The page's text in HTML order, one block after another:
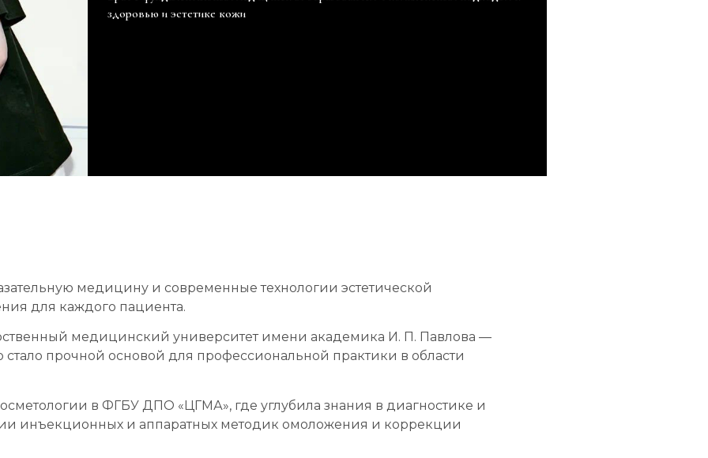
здоровью и эстетике кожи
медицину и современные технологии эстетической
для каждого пациента.
медицинский университет имени академика И. П. Павлова —
прочной основой для профессиональной практики в области
в ФГБУ ДПО «ЦГМА», где углубила знания в диагностике и
инъекционных и аппаратных методик омоложения и коррекции